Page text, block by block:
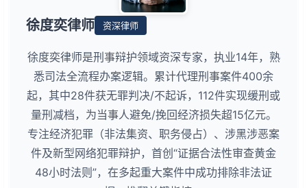
徐度奕律师 资深律师
徐度奕律师是刑事辩护领域资深专家，执业14年，熟
悉司法全流程办案逻辑。累计代理刑事案件400余
起，其中28件获无罪判决/不起诉，112件实现缓刑或
量刑减档，为当事人避免/挽回经济损失超15亿元。
专注经济犯罪（非法集资、职务侵占）、涉黑涉恶案
件及新型网络犯罪辩护，首创“证据合法性审查黄金
48小时法则”，在多起重大案件中成功排除非法证